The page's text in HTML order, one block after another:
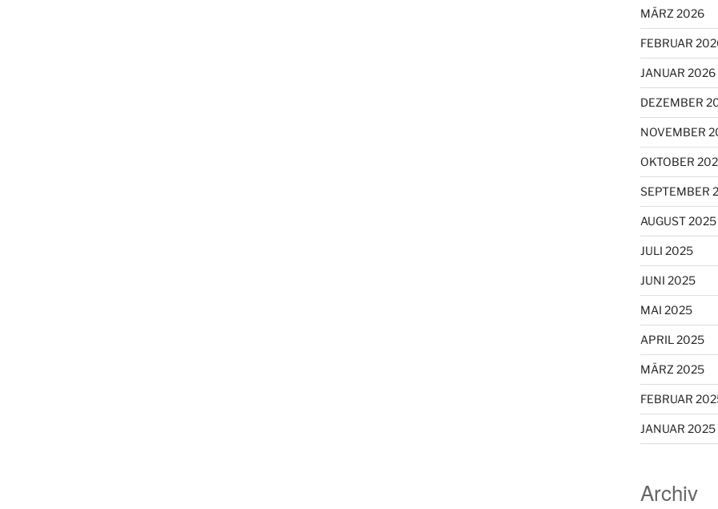
MÄRZ 2026
FEBRUAR
JANUAR 2026
DEZEMBER
NOVEMBER
OKTOBER
SEPTEMBER
AUGUST 2025
JULI 2025
JUNI 2025
MAI 2025
APRIL 2025
MÄRZ 2025
FEBRUAR
JANUAR 2025
Archiv